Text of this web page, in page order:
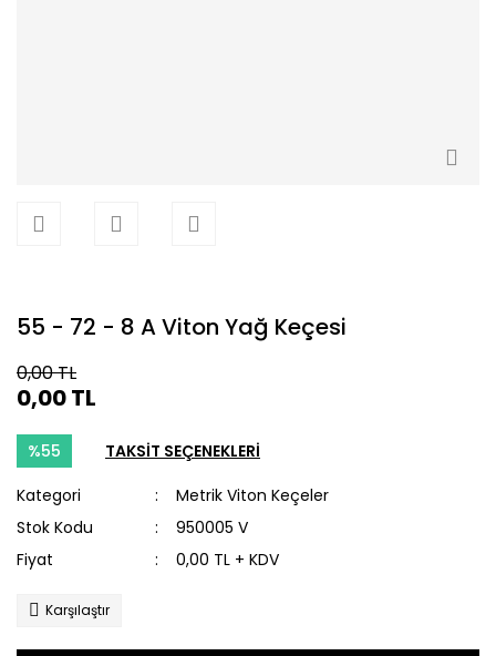
55 - 72 - 8 A Viton Yağ Keçesi
0,00 TL
0,00 TL
%55 TAKSİT SEÇENEKLERİ
Kategori
Metrik Viton Keçeler
Stok Kodu
950005 V
Fiyat
0,00 TL + KDV
Karşılaştır